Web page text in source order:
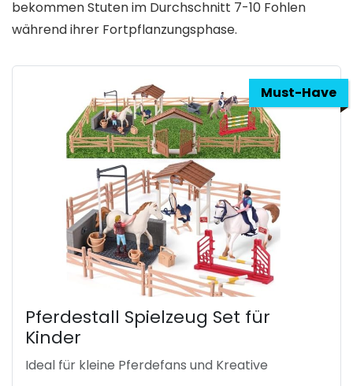
bekommen Stuten im Durchschnitt 7-10 Fohlen
während ihrer Fortpflanzungsphase.
Must-Have
Pferdestall Spielzeug Set für
Kinder
Ideal für kleine Pferdefans und Kreative